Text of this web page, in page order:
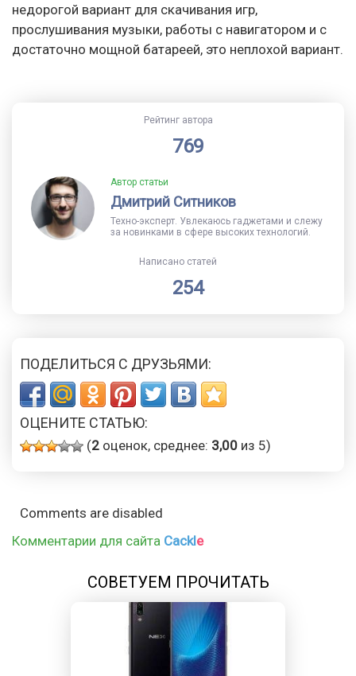
недорогой вариант для скачивания игр,
прослушивания музыки, работы с навигатором и с
достаточно мощной батареей, это неплохой вариант.
Рейтинг автора
769
Автор статьи
Дмитрий Ситников
Техно-эксперт. Увлекаюсь гаджетами и слежу
за новинками в сфере высоких технологий.
Написано статей
254
ПОДЕЛИТЬСЯ С ДРУЗЬЯМИ:
ОЦЕНИТЕ СТАТЬЮ:
(2 оценок, среднее: 3,00 из 5)
Comments are disabled
Комментарии для сайта Cackle
СОВЕТУЕМ ПРОЧИТАТЬ